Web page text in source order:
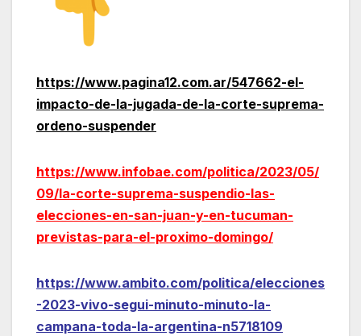
https://www.pagina12.com.ar/547662-el-
impacto-de-la-jugada-de-la-corte-suprema-
ordeno-suspender
https://www.infobae.com/politica/2023/05/
09/la-corte-suprema-suspendio-las-
elecciones-en-san-juan-y-en-tucuman-
previstas-para-el-proximo-domingo/
https://www.ambito.com/politica/elecciones
-2023-vivo-segui-minuto-minuto-la-
campana-toda-la-argentina-n5718109